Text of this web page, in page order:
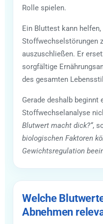
Rolle spielen.
Ein Bluttest kann
Stoffwechselstörungen
auszuschließen. Er
sorgfältige
des gesamten
Gerade deshalb beginnt
Stoffwechselanalyse
Blutwert macht dick?“,
biologischen Faktoren
Gewichtsregulation
Welche
Abnehmen